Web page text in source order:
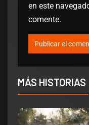
en este
comente.
MÁS HISTORIAS